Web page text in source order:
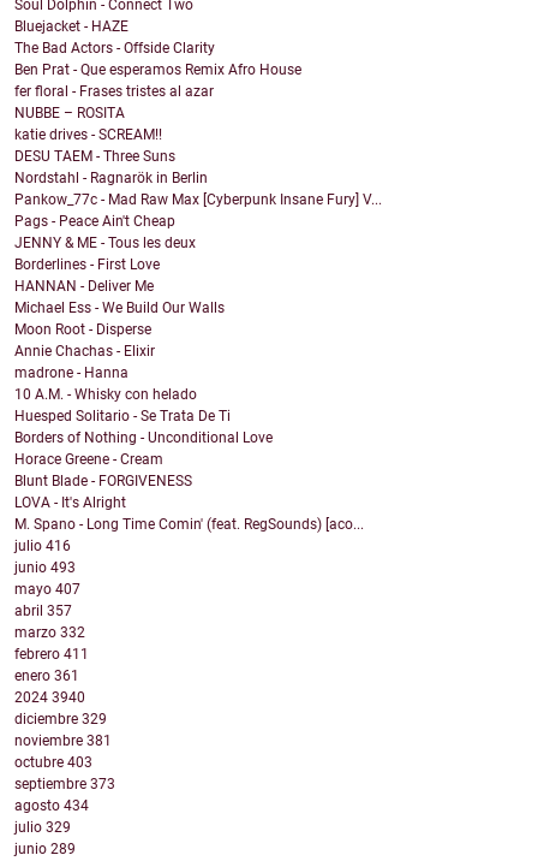
Soul Dolphin - Connect Two
Bluejacket - HAZE
The Bad Actors - Offside Clarity
Ben Prat - Que esperamos Remix Afro House
fer floral - Frases tristes al azar
NUBBE – ROSITA
katie drives - SCREAM!!
DESU TAEM - Three Suns
Nordstahl - Ragnarök in Berlin
Pankow_77c - Mad Raw Max [Cyberpunk Insane Fury] V...
Pags - Peace Ain't Cheap
JENNY & ME - Tous les deux
Borderlines - First Love
HANNAN - Deliver Me
Michael Ess - We Build Our Walls
Moon Root - Disperse
Annie Chachas - Elixir
madrone - Hanna
10 A.M. - Whisky con helado
Huesped Solitario - Se Trata De Ti
Borders of Nothing - Unconditional Love
Horace Greene - Cream
Blunt Blade - FORGIVENESS
LOVA - It's Alright
M. Spano - Long Time Comin' (feat. RegSounds) [aco...
julio 416
junio 493
mayo 407
abril 357
marzo 332
febrero 411
enero 361
2024 3940
diciembre 329
noviembre 381
octubre 403
septiembre 373
agosto 434
julio 329
junio 289